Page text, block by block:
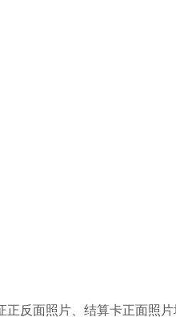
正反面照片、结算卡正面照